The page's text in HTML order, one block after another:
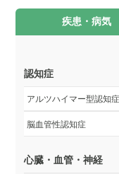
疾患・病気
認知症
アルツハイマー型認知症
脳血管性認知症
心臓・血管・神経